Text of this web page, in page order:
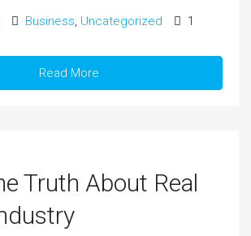
Business, Uncategorized 1
Read More
Truth About Real